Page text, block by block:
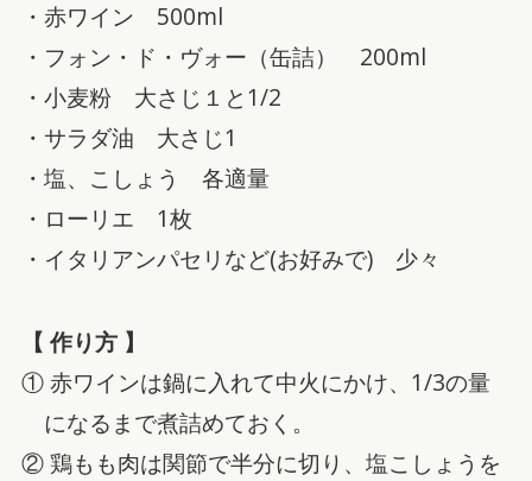
・赤ワイン 500ml
・フォン・ド・ヴォー（缶詰） 200ml
・小麦粉 大さじ１と1/2
・サラダ油 大さじ1
・塩、こしょう 各適量
・ローリエ 1枚
・イタリアンパセリなど(お好みで) 少々
【 作り方 】
① 赤ワインは鍋に入れて中火にかけ、1/3の量
になるまで煮詰めておく。
② 鶏もも肉は関節で半分に切り、塩こしょうを